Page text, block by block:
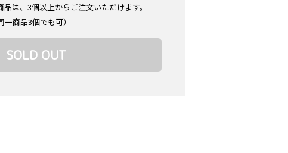
は、3個以上からご注文いただけます。
一商品3個でも可）
SOLD OUT